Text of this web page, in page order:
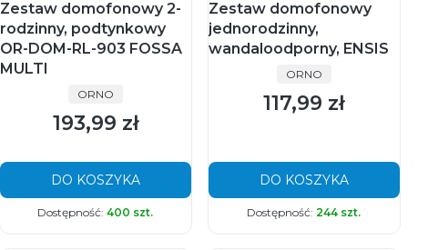
Zestaw domofonowy 2-
rodzinny, podtynkowy
OR-DOM-RL-903 FOSSA
MULTI
PRODUCENT
ORNO
Cena
193,99 zł
DO KOSZYKA
Dostępność:400 szt.
Zestaw domofonowy
jednorodzinny,
wandaloodporny, ENSIS
PRODUCENT
ORNO
Cena
117,99 zł
DO KOSZYKA
Dostępność: 244 szt.